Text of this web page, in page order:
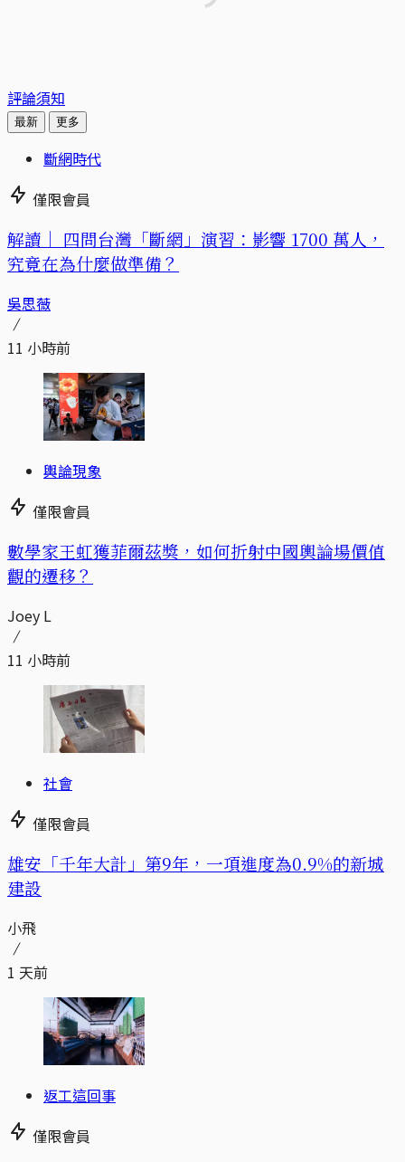
評論須知
最新 更多
斷網時代
僅限會員
解讀｜ 四問台灣「斷網」演習：影響 1700 萬人，
究竟在為什麼做準備？
吳思薇
11 小時前
輿論現象
僅限會員
數學家王虹獲菲爾茲獎，如何折射中國輿論場價值
觀的遷移？
Joey L
11 小時前
社會
僅限會員
​​雄安「千年大計」第9年，一項進度為0.9%的新城
建設
小飛
1 天前
返工這回事
僅限會員